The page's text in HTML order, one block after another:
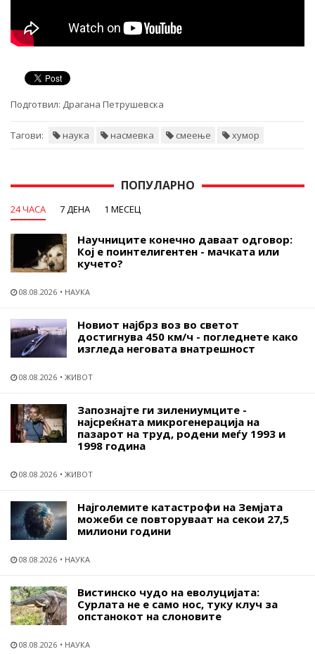
Подготвил: Драгана Петрушевска
Тагови: наука насмевка смеење хумор
ПОПУЛАРНО
24 ЧАСА 7 ДЕНА 1 МЕСЕЦ
Научниците конечно даваат одговор:
Кој е поинтелигентен - мачката или
кучето?
08.08.2026 НАУКА
Новиот најбрз воз во светот
достигнува 450 км/ч - погледнете како
изгледа неговата внатрешност
08.08.2026 ЖИВОТ
Запознајте ги зилениумците -
најсреќната микрогенерација на
пазарот на труд, родени меѓу 1993 и
1998 година
08.08.2026 ЖИВОТ
Најголемите катастрофи на Земјата
можеби се повторуваат на секои 27,5
милиони години
08.08.2026 НАУКА
Вистинско чудо на еволуцијата:
Сурлата не е само нос, туку клуч за
опстанокот на слоновите
08.08.2026 НАУКА